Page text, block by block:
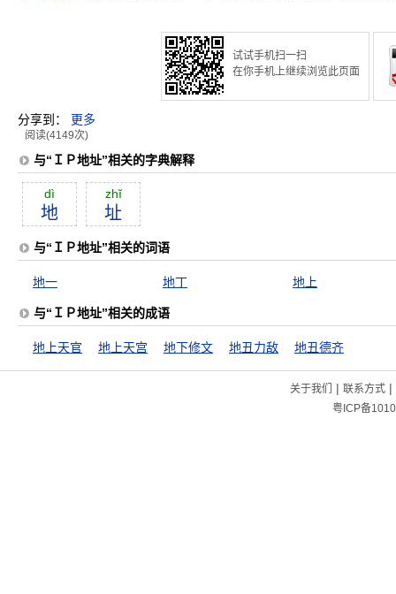
试试手机扫一扫
在你手机上继续浏览此页面
分享到： 更多
阅读(4149次)
与“ＩＰ地址”相关的字典解释
dì
地
zhĭ
址
与“ＩＰ地址”相关的词语
地一 地丁 地上
与“ＩＰ地址”相关的成语
地上天官 地上天宫 地下修文 地丑力敌 地丑德齐
关于我们 | 联系方式|
粤ICP备